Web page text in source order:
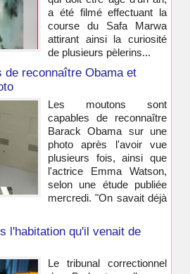
a été filmé effectuant la
course du Safa Marwa
attirant ainsi la curiosité
de plusieurs pèlerins...
de reconnaître Obama et
Les moutons sont
capables de reconnaître
Barack Obama sur une
photo après l'avoir vue
plusieurs fois, ainsi que
l'actrice Emma Watson,
selon une étude publiée
mercredi. "On savait déjà
l'habitation qu'il venait de
Le tribunal correctionnel